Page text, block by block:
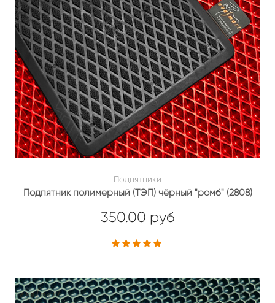
Подпятники
Подпятник полимерный (ТЭП) чёрный "ромб" (2808)
350.00 руб